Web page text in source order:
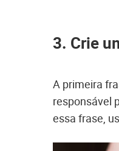
3. Crie
A primeira
responsável
essa frase,